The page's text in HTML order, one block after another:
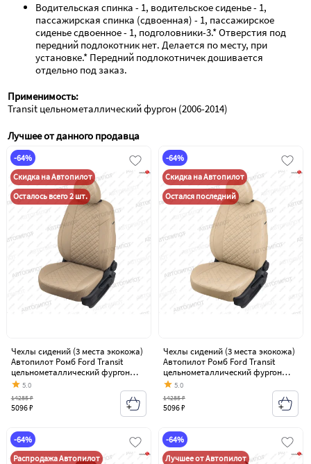
Водительская спинка - 1, водительское сиденье - 1,
пассажирская спинка (сдвоенная) - 1, пассажирское
сиденье сдвоенное - 1, подголовники-3.* Отверстия под
передний подлокотник нет. Делается по месту, при
установке.* Передний подлокотничек дошивается
отдельно под заказ.
Применимость:
Transit цельнометаллический фургон (2006-2014)
Лучшее от данного продавца
-64%
Скидка на Автопилот
Осталось всего 2 шт.
Чехлы сидений (3 места экокожа)
Автопилот Ромб Ford Transit
цельнометаллический фургон
(2006-2014)
5.0
5096 ₽
14285 ₽
-64%
Скидка на Автопилот
Остался последний
Чехлы сидений (3 места экокожа)
Автопилот Ромб Ford Transit
цельнометаллический фургон
(2006-2014)
5.0
5096 ₽
14285 ₽
-64%
Распродажа Автопилот
-64%
Лучшее от Автопилот